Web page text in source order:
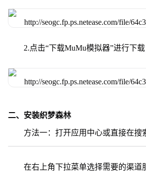
2.点击“下载MuMu模拟器”进行下载
二、安装织梦森林
方法一：打开应用中心或直接在搜
在右上角下拉菜单选择需要的渠道